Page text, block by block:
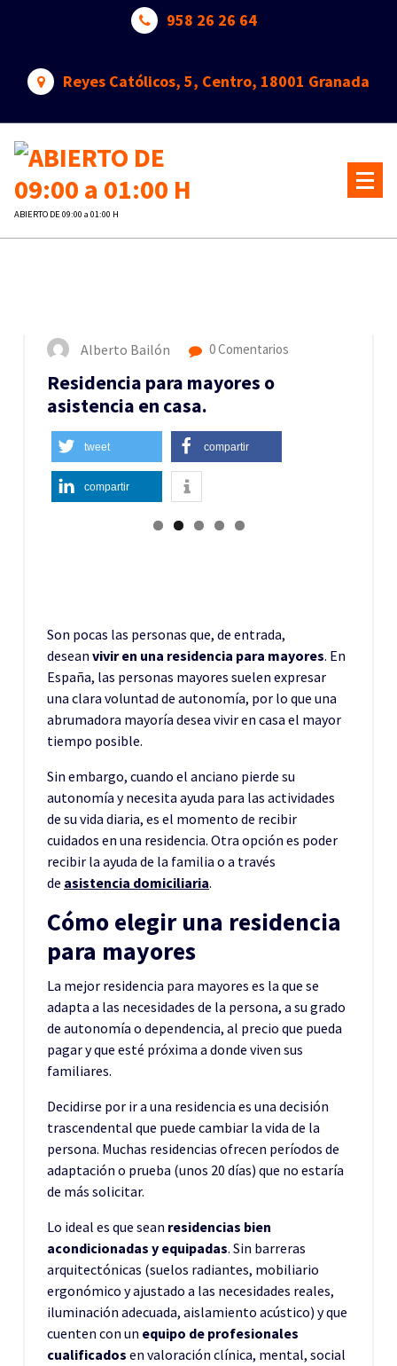
958 26 26 64
Reyes Católicos, 5, Centro, 18001 Granada
ABIERTO DE 09:00 a 01:00 H
Alberto Bailón 0 Comentarios
Residencia para mayores o
asistencia en casa.
tweet compartir
compartir
Son pocas las personas que, de entrada,
desean vivir en una residencia para mayores. En
España, las personas mayores suelen expresar
una clara voluntad de autonomía, por lo que una
abrumadora mayoría desea vivir en casa el mayor
tiempo posible.
Sin embargo, cuando el anciano pierde su
autonomía y necesita ayuda para las actividades
de su vida diaria, es el momento de recibir
cuidados en una residencia. Otra opción es poder
recibir la ayuda de la familia o a través
de asistencia domiciliaria.
Cómo elegir una residencia
para mayores
La mejor residencia para mayores es la que se
adapta a las necesidades de la persona, a su grado
de autonomía o dependencia, al precio que pueda
pagar y que esté próxima a donde viven sus
familiares.
Decidirse por ir a una residencia es una decisión
trascendental que puede cambiar la vida de la
persona. Muchas residencias ofrecen períodos de
adaptación o prueba (unos 20 días) que no estaría
de más solicitar.
Lo ideal es que sean residencias bien
acondicionadas y equipadas. Sin barreras
arquitectónicas (suelos radiantes, mobiliario
ergonómico y ajustado a las necesidades reales,
iluminación adecuada, aislamiento acústico) y que
cuenten con un equipo de profesionales
cualificados en valoración clínica, mental, social